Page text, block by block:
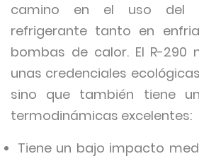
camino en el uso del
refrigerante tanto en
bombas de calor. El R-290
unas credenciales
sino que también tiene
termodinámicas excelentes:
Tiene un bajo impacto